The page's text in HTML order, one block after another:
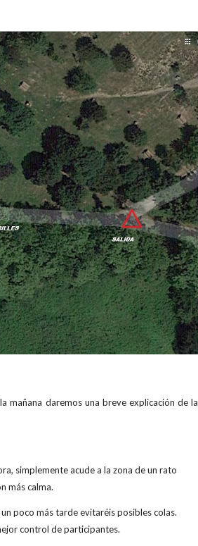
mañana daremos una breve explicación de la
simplemente acude a la zona de un rato
más calma.
poco más tarde evitaréis posibles colas.
control de participantes.